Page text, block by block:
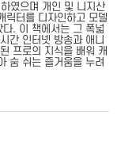
였으며 개인 및 니지산
릭터를 디자인하고 모델
. 이 책에서는 그 폭넓
간 인터넷 방송과 애니
프로의 지식을 배워 캐
숨 쉬는 즐거움을 누려